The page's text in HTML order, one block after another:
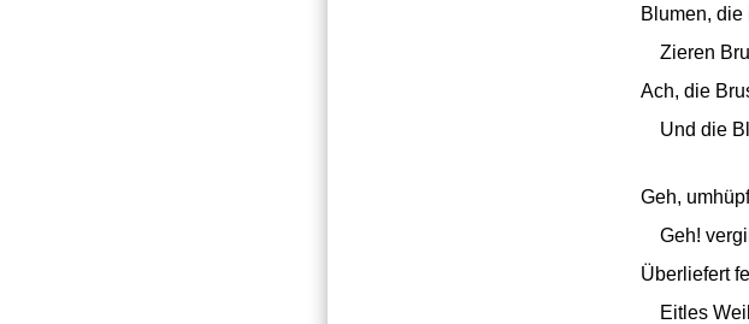
Blumen, die
Zieren
Ach, die
Und die
Geh,
Geh!
Überliefert
Eitles